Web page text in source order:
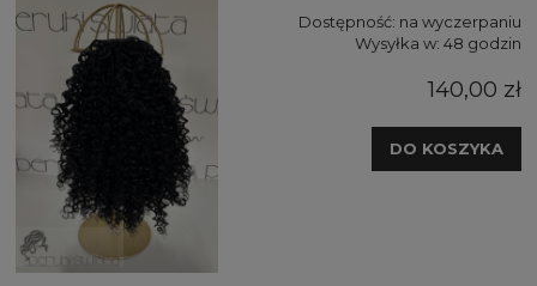
Dostępność: na wyczerpaniu
Wysyłka w: 48 godzin
140,00 zł
DO KOSZYKA